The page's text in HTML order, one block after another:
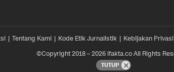
Tentang Kami Kode Etik Jurnalistik Kebijakan Privasi
©Copyright 2018 – 2026 ifakta.co All Rights
TUTUP